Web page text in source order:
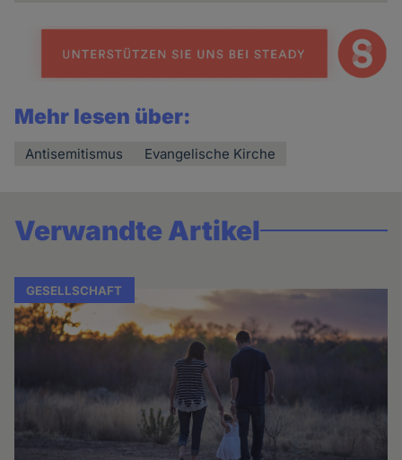
Mehr lesen über:
Antisemitismus Evangelische Kirche
Verwandte Artikel
GESELLSCHAFT